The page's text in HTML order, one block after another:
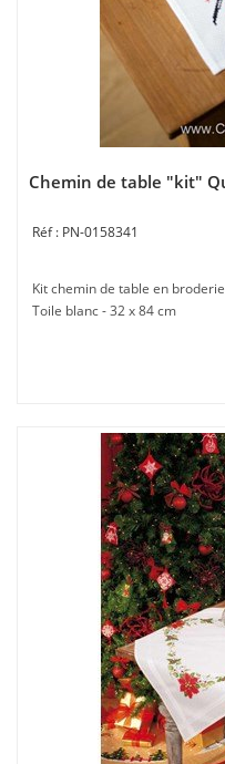
Chemin de table "kit"
PN-0158341
Kit chemin de table en
Toile blanc - 32 x 84 cm